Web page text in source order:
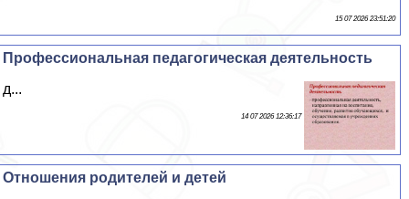
15 07 2026 23:51:20
Профессиональная педагогическая деятельность
д...
14 07 2026 12:36:17
Отношения родителей и детей